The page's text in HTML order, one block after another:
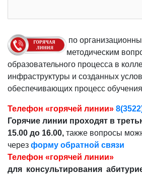
по
методическим
образовательного процесса в
инфраструктуры и созданных
обеспечивающих процесс
Телефон «горячей линии»
Горячие линии проходят в
15.00 до 16.00, также вопросы
через форму обратной связи
Телефон «горячей линии»
для консультирования